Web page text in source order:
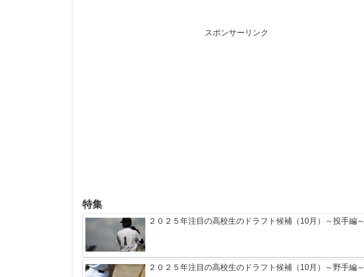
スポンサーリンク
特集
２０２５年注目の高校生のドラフト候補（10月）～投手編～
２０２５年注目の高校生のドラフト候補（10月）～野手編～